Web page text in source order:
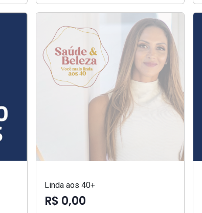
Linda aos 40+
R$ 0,00